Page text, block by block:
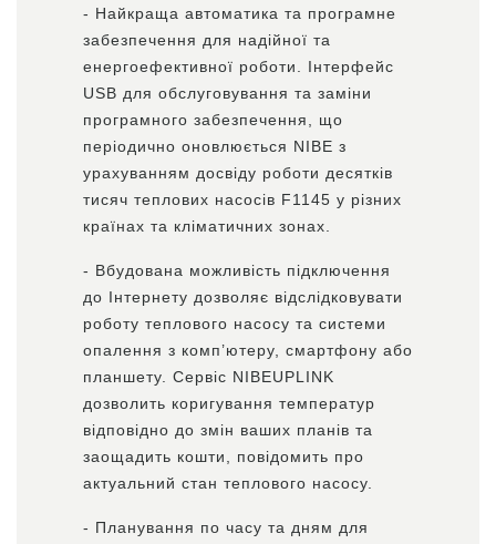
- Найкраща автоматика та програмне
забезпечення для надійної та
енергоефективної роботи. Інтерфейс
USB для обслуговування та заміни
програмного забезпечення, що
періодично оновлюється NIBE з
урахуванням досвіду роботи десятків
тисяч теплових насосів F1145 у різних
країнах та кліматичних зонах.
- Вбудована можливість підключення
до Інтернету дозволяє відслідковувати
роботу теплового насосу та системи
опалення з комп’ютеру, смартфону або
планшету. Сервіс NIBEUPLINK
дозволить коригування температур
відповідно до змін ваших планів та
заощадить кошти, повідомить про
актуальний стан теплового насосу.
- Планування по часу та дням для